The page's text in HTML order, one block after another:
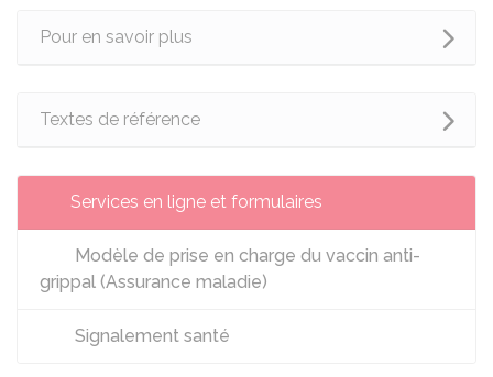
Pour en savoir plus
Textes de référence
Services en ligne et formulaires
Modèle de prise en charge du vaccin anti-
grippal (Assurance maladie)
Signalement santé